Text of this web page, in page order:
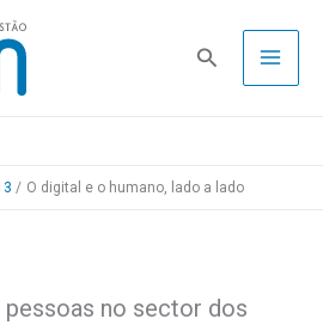
Pesquisa
O digital e o humano, lado a lado
no sector dos